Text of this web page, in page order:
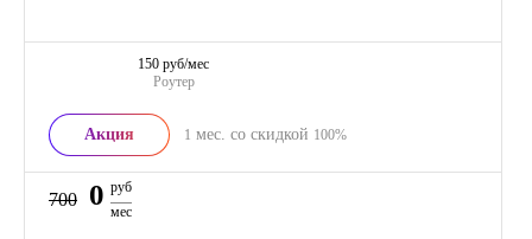
Роутер
150 руб/мес
Акция 1 мес. со скидкой 100%
700 0 руб
мес